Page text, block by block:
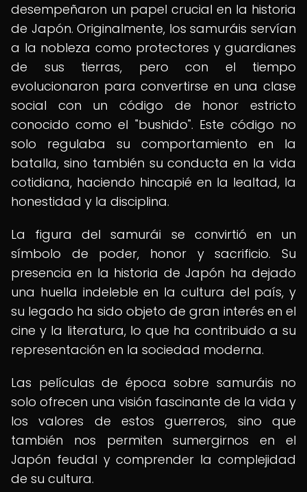
desempeñaron un papel crucial en la historia
de Japón. Originalmente, los samuráis servían
a la nobleza como protectores y guardianes
de sus tierras, pero con el tiempo
evolucionaron para convertirse en una clase
social con un código de honor estricto
conocido como el "bushido". Este código no
solo regulaba su comportamiento en la
batalla, sino también su conducta en la vida
cotidiana, haciendo hincapié en la lealtad, la
honestidad y la disciplina.
La figura del samurái se convirtió en un
símbolo de poder, honor y sacrificio. Su
presencia en la historia de Japón ha dejado
una huella indeleble en la cultura del país, y
su legado ha sido objeto de gran interés en el
cine y la literatura, lo que ha contribuido a su
representación en la sociedad moderna.
Las películas de época sobre samuráis no
solo ofrecen una visión fascinante de la vida y
los valores de estos guerreros, sino que
también nos permiten sumergirnos en el
Japón feudal y comprender la complejidad
de su cultura.